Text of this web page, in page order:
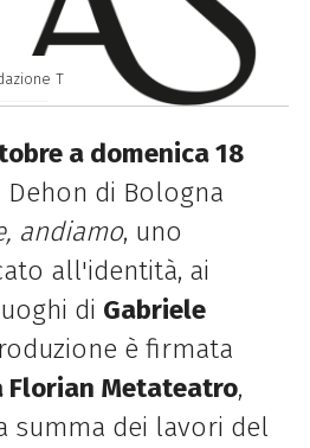
T
a domenica 18
Dehon di Bologna
andiamo, uno
all'identità, ai
di Gabriele
è firmata
Florian Metateatro,
summa dei lavori del